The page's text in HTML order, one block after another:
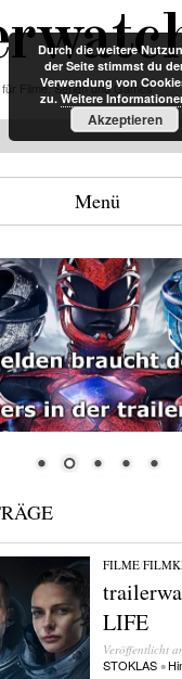
Filme, Serien und Games
Menü
FILME/
LIFE
Veröffentlicht
STOKLAS •
Durch die weitere
der Seite stimmst du
Verwendung von
zu. Weitere
Akzeptieren